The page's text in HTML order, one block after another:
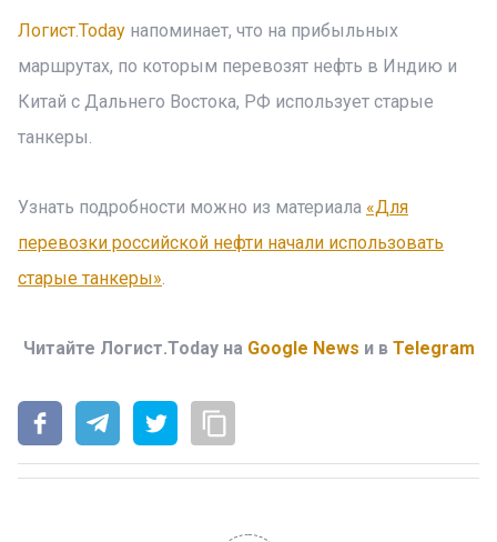
Логист.Today напоминает, что на прибыльных
маршрутах, по которым перевозят нефть в Индию и
Китай с Дальнего Востока, РФ использует старые
танкеры.
Узнать подробности можно из материала «Для
перевозки российской нефти начали использовать
старые танкеры».
Читайте Логист.Today на Google News и в Telegram